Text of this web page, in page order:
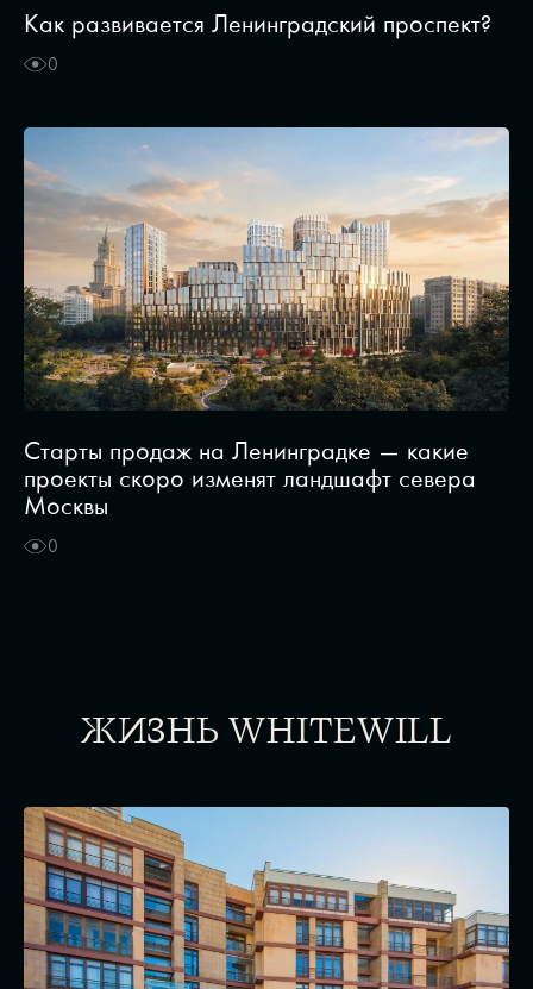
Как развивается Ленинградский проспект?
0
Старты продаж на Ленинградке — какие
проекты скоро изменят ландшафт севера
Москвы
0
ЖИЗНЬ WHITEWILL